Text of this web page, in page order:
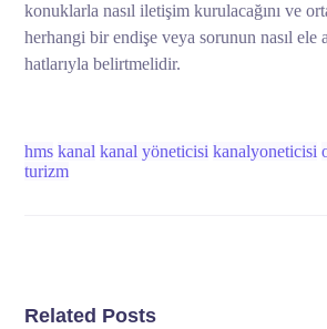
konuklarla nasıl iletişim kurulacağını ve
herhangi bir endişe veya sorunun nasıl ele
hatlarıyla belirtmelidir.
hms kanal kanal yöneticisi kanalyoneticisi
turizm
Related Posts